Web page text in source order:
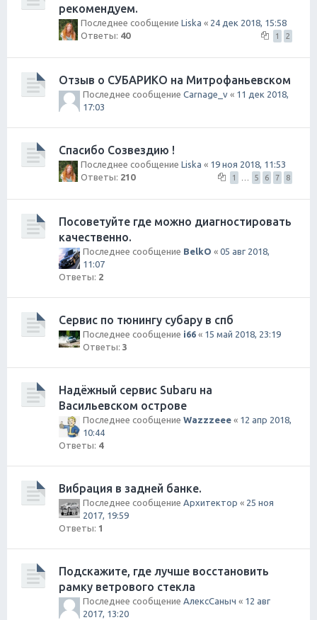
рекомендуем.
Последнее сообщение Liska « 24 дек 2018, 15:58
Ответы: 40 1 2
Отзыв о СУБАРИКО на Митрофаньевском
Последнее сообщение Carnage_v « 11 дек 2018,
17:03
Спасибо Созвездию !
Последнее сообщение Liska « 19 ноя 2018, 11:53
Ответы: 210 1 5 6 7 8
Посоветуйте где можно диагностировать
качественно.
Последнее сообщение BelkO « 05 авг 2018,
11:07
Ответы: 2
Сервис по тюнингу субару в спб
Последнее сообщение i66 « 15 май 2018, 23:19
Ответы: 3
Надёжный сервис Subaru на
Васильевском острове
Последнее сообщение Wazzzeee « 12 апр 2018,
10:44
Ответы: 4
Вибрация в задней банке.
Последнее сообщение Архитектор « 25 ноя
2017, 19:59
Ответы: 1
Подскажите, где лучше восстановить
рамку ветрового стекла
Последнее сообщение АлексСаныч « 12 авг
2017, 13:20